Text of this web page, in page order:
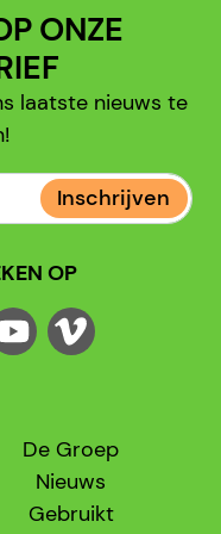
ONZE
laatste nieuws te
Inschrijven
OP
De Groep
Nieuws
Gebruikt